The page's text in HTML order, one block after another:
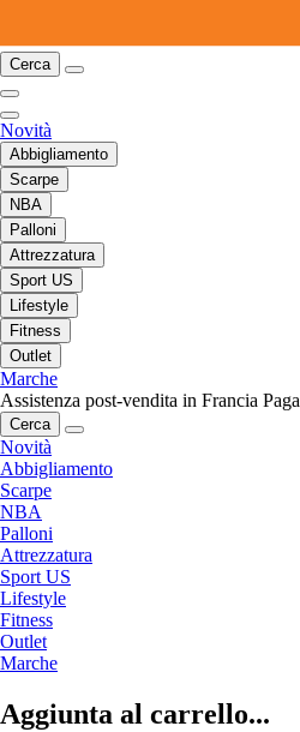
Cerca
Novità
Abbigliamento
Scarpe
NBA
Palloni
Attrezzatura
Sport US
Lifestyle
Fitness
Outlet
Marche
Assistenza post-vendita in Francia
Cerca
Novità
Abbigliamento
Scarpe
NBA
Palloni
Attrezzatura
Sport US
Lifestyle
Fitness
Outlet
Marche
Aggiunta al carrello...